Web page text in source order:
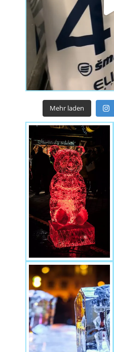
Mehr laden